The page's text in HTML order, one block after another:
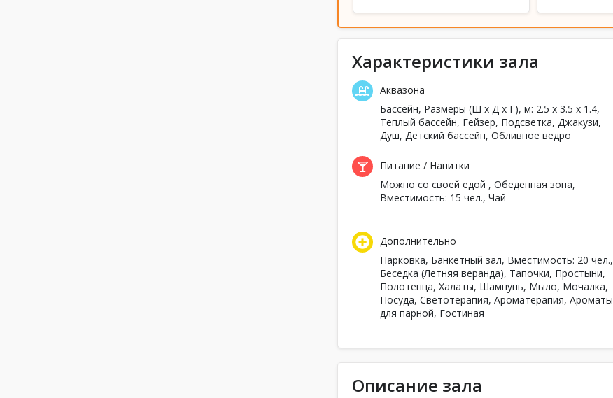
Характеристики зала
Аквазона
Бассейн, Размеры (Ш x Д x Г), м: 2.5 x 3.5 x 1.4,
Теплый бассейн, Гейзер, Подсветка,Джакузи,
Душ,Детский бассейн,Обливное ведро
Питание / Напитки
Можно со своей едой ,Обеденная зона,
Вместимость: 15 чел.,Чай
Дополнительно
Парковка, Банкетный зал, Вместимость: 20 чел.,
Беседка (Летняя веранда), Тапочки, Простыни,
Полотенца,Халаты, Шампунь, Мыло, Мочалка,
Посуда,Светотерапия,Ароматерапия,Ароматы
для парной, Гостиная
Описание зала